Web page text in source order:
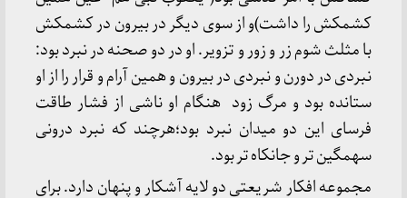
کشمکش را داشت)و از سوی دیگر در بیرون در کشمکش
با مثلث شوم زر و زور و تزویر. او در دو صحنه در نبرد بود:
نبردی در دورن و نبردی در بیرون و همین آرام و قرار را از او
ستانده بود و مرگ زود هنگام او ناشی از فشار طاقت
فرسای این دو میدان نبرد بود؛هرچند که نبرد درونی
سهمگین تر و جانکاه تر بود.
مجموعه افکار شریعتی دو لایه آشکار و پنهان دارد. برای